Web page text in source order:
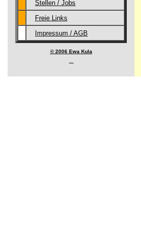
Stellen / Jobs
Freie Links
Impressum / AGB
© 2006 Ewa Kula
---